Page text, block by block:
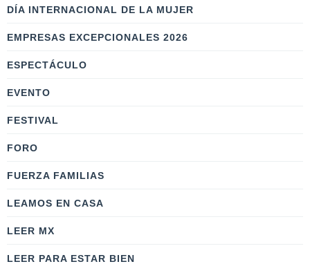
DÍA INTERNACIONAL DE LA MUJER
EMPRESAS EXCEPCIONALES 2026
ESPECTÁCULO
EVENTO
FESTIVAL
FORO
FUERZA FAMILIAS
LEAMOS EN CASA
LEER MX
LEER PARA ESTAR BIEN